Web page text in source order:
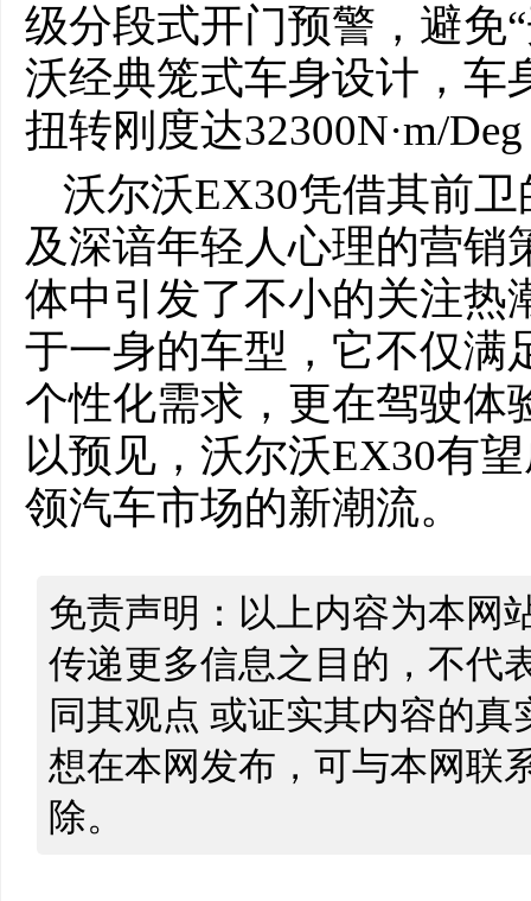
级分段式开门预警，避免
沃经典笼式车身设计，车
扭转刚度达32300N·m/
沃尔沃EX30凭借其前
及深谙年轻人心理的营销
体中引发了不小的关注热
于一身的车型，它不仅满
个性化需求，更在驾驶体
以预见，沃尔沃EX30有
领汽车市场的新潮流。
免责声明：以上内容为本网
传递更多信息之目的，不代
同其观点 或证实其内容的
想在本网发布，可与本网联
除。